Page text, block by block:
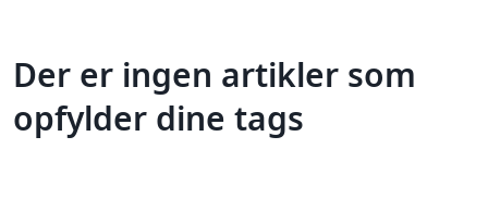
Der er ingen artikler som
opfylder dine tags